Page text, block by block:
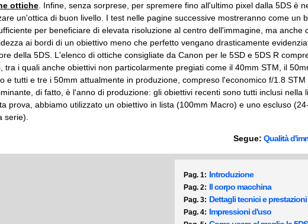
ottiche . Infine, senza sorprese, per spremere fino all'ultimo pixel dalla 5DS è
un'ottica di buon livello. I test nelle pagine successive mostreranno come un
per beneficiare di elevata risoluzione al centro dell'immagine, ma anche
ai bordi di un obiettivo meno che perfetto vengano drasticamente
della 5DS. L'elenco di ottiche consigliate da Canon per le 5SD e 5DS R
tra i quali anche obiettivi non particolarmente pregiati come il 40mm STM, il
e tutti e tre i 50mm attualmente in produzione, compreso l'economico f/1.8 STM
di fatto, è l'anno di produzione: gli obiettivi recenti sono tutti inclusi nella
prova, abbiamo utilizzato un obiettivo in lista (100mm Macro) e uno escluso
serie).
Segue: Qualità
Pag. 1: Introduzione
Pag. 2: Il corpo macchina
Pag. 3: Dettagli tecnici e prestazioni
Pag. 4: Impressioni d'uso